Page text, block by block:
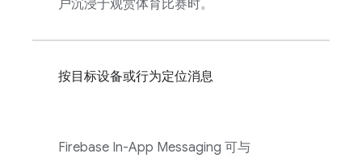
户沉浸于观赏体育比赛时。
按目标设备或行为定位消息
Firebase In-App Messaging 可与